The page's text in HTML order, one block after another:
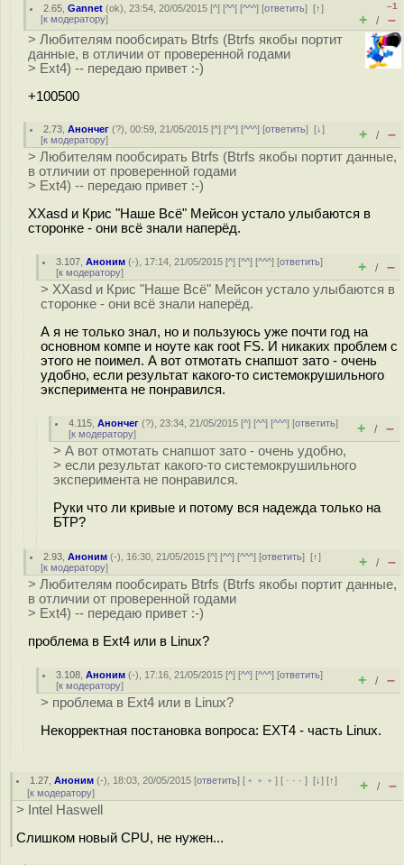
2.65 ,Gannet (ok), 23:54, 20/05/2015 [^] [^^] [^^^] [ответить][↑]
[к модератору]
–1
+ / –
> Любителям пообсирать Btrfs (Btrfs якобы портит
данные, в отличии от проверенной годами
> Ext4) -- передаю привет :-)
+100500
2.73 ,Анончег (?), 00:59, 21/05/2015 [^] [^^] [^^^] [ответить][↓]
[к модератору] + / –
> Любителям пообсирать Btrfs (Btrfs якобы портит данные,
в отличии от проверенной годами
> Ext4) -- передаю привет :-)
XXasd и Крис "Наше Всё" Мейсон устало улыбаются в
сторонке - они всё знали наперёд.
3.107 ,Аноним (-), 17:14, 21/05/2015 [^] [^^] [^^^] [ответить]
[к модератору] + / –
> XXasd и Крис "Наше Всё" Мейсон устало улыбаются в
сторонке - они всё знали наперёд.
А я не только знал, но и пользуюсь уже почти год на
основном компе и ноуте как root FS. И никаких проблем с
этого не поимел. А вот отмотать снапшот зато - очень
удобно, если результат какого-то системокрушильного
эксперимента не понравился.
4.115 ,Анончег (?), 23:34, 21/05/2015 [^] [^^] [^^^] [ответить]
[к модератору] + / –
> А вот отмотать снапшот зато - очень удобно,
> если результат какого-то системокрушильного
эксперимента не понравился.
Руки что ли кривые и потому вся надежда только на
БТР?
2.93 ,Аноним (-), 16:30, 21/05/2015 [^] [^^] [^^^] [ответить][↑]
[к модератору] + / –
> Любителям пообсирать Btrfs (Btrfs якобы портит данные,
в отличии от проверенной годами
> Ext4) -- передаю привет :-)
проблема в Ext4 или в Linux?
3.108 ,Аноним (-), 17:16, 21/05/2015 [^] [^^] [^^^] [ответить]
[к модератору] + / –
> проблема в Ext4 или в Linux?
Некорректная постановка вопроса: EXT4 - часть Linux.
1.27 ,Аноним (-), 18:03, 20/05/2015 [ответить] [ ﹢﹢﹢] [ · · ·][↓] [↑]
[к модератору] + / –
> Intel Haswell
Слишком новый CPU, не нужен...